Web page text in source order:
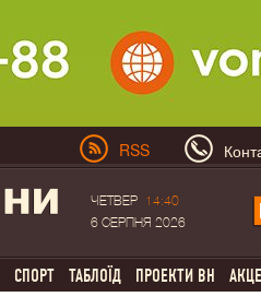
RSS
ЧЕТВЕР
14:40
6 СЕРПНЯ 2026
СПОРТ ТАБЛОЇД ПРОЕКТИ ВН